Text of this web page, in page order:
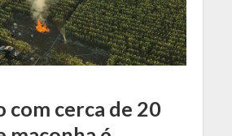
com cerca de 20